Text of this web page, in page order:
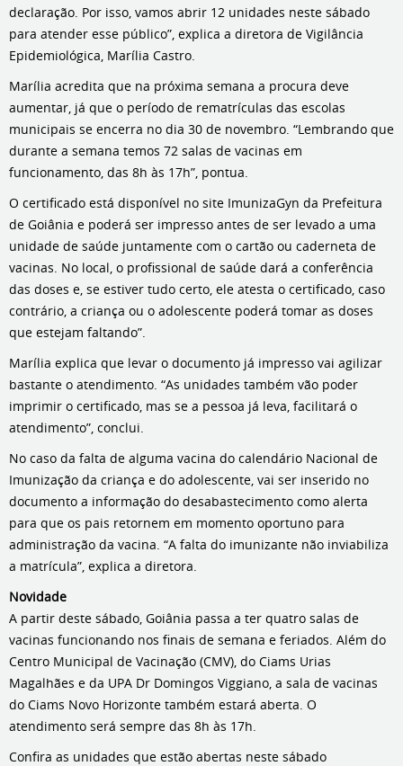
declaração. Por isso, vamos abrir 12 unidades neste sábado
para atender esse público”, explica a diretora de Vigilância
Epidemiológica, Marília Castro.
Marília acredita que na próxima semana a procura deve
aumentar, já que o período de rematrículas das escolas
municipais se encerra no dia 30 de novembro. “Lembrando que
durante a semana temos 72 salas de vacinas em
funcionamento, das 8h às 17h”, pontua.
O certificado está disponível no site ImunizaGyn da Prefeitura
de Goiânia e poderá ser impresso antes de ser levado a uma
unidade de saúde juntamente com o cartão ou caderneta de
vacinas. No local, o profissional de saúde dará a conferência
das doses e, se estiver tudo certo, ele atesta o certificado, caso
contrário, a criança ou o adolescente poderá tomar as doses
que estejam faltando”.
Marília explica que levar o documento já impresso vai agilizar
bastante o atendimento. “As unidades também vão poder
imprimir o certificado, mas se a pessoa já leva, facilitará o
atendimento”, conclui.
No caso da falta de alguma vacina do calendário Nacional de
Imunização da criança e do adolescente, vai ser inserido no
documento a informação do desabastecimento como alerta
para que os pais retornem em momento oportuno para
administração da vacina. “A falta do imunizante não inviabiliza
a matrícula”, explica a diretora.
Novidade
A partir deste sábado, Goiânia passa a ter quatro salas de
vacinas funcionando nos finais de semana e feriados. Além do
Centro Municipal de Vacinação (CMV), do Ciams Urias
Magalhães e da UPA Dr Domingos Viggiano, a sala de vacinas
do Ciams Novo Horizonte também estará aberta. O
atendimento será sempre das 8h às 17h.
Confira as unidades que estão abertas neste sábado